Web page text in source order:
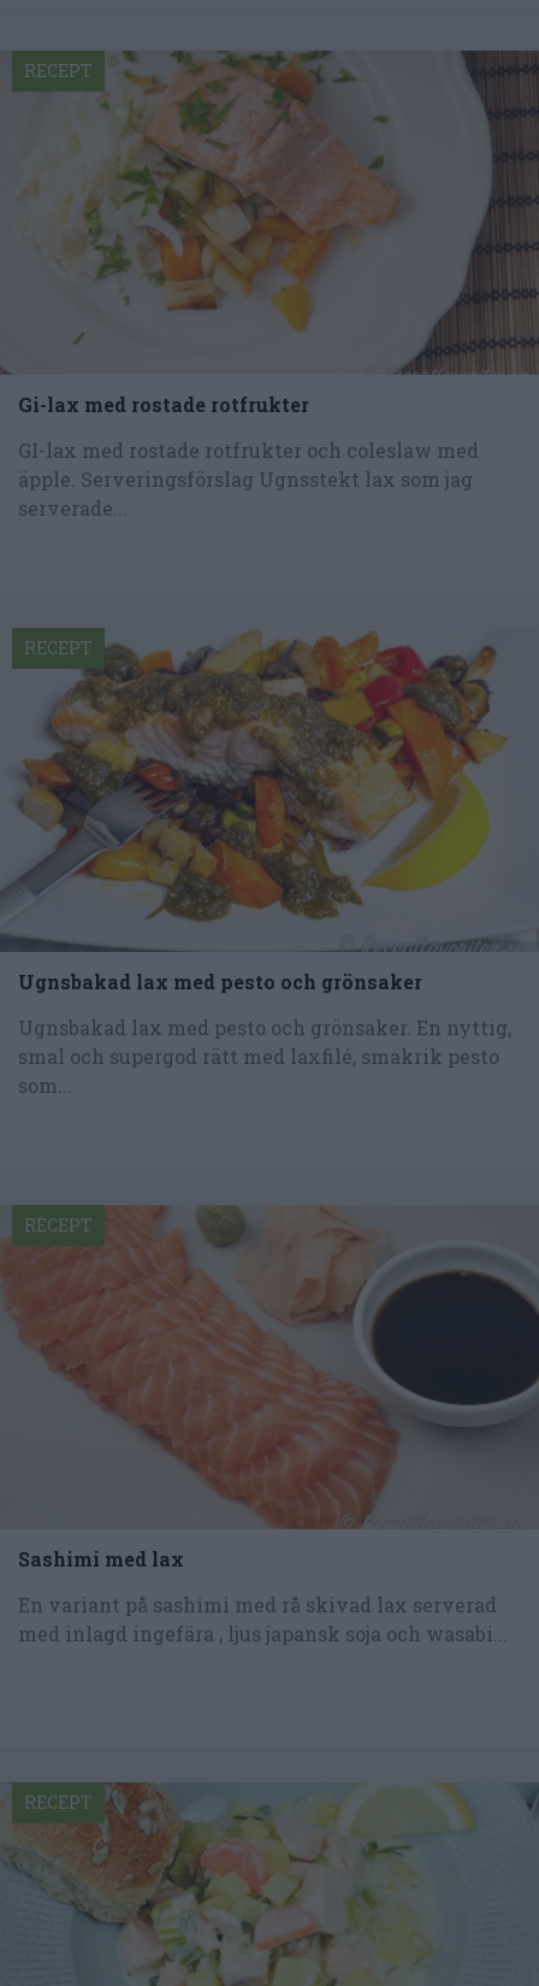
Gi-lax med rostade rotfrukter
GI-lax med rostade rotfrukter och coleslaw med
äpple. Serveringsförslag Ugnsstekt lax som jag
serverade...
RECEPT
Ugnsbakad lax med pesto och grönsaker
Ugnsbakad lax med pesto och grönsaker. En nyttig,
smal och supergod rätt med laxfilé, smakrik pesto
som...
RECEPT
Sashimi med lax
En variant på sashimi med rå skivad lax serverad
med inlagd ingefära , ljus japansk soja och wasabi...
RECEPT
RECEPT